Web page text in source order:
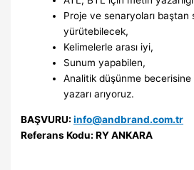
Proje ve senaryoları baştan
yürütebilecek,
Kelimelerle arası iyi,
Sunum yapabilen,
Analitik düşünme
yazarı arıyoruz.
BAŞVURU:info@andbrand.com.tr
Referans Kodu: RY ANKARA